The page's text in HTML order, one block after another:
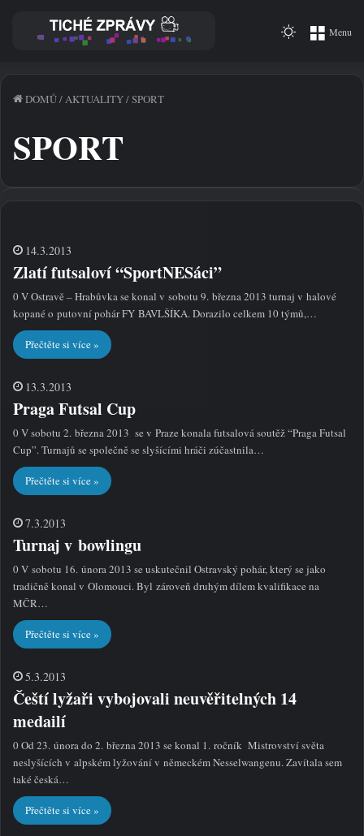
Menu
Switch
DOMŮ/ AKTUALITY/SPORT
SPORT
14.3.2013
Zlatí futsaloví “SportNESáci”
0 V Ostravě – Hrabůvka se konal v sobotu 9. března 2013 turnaj v halové
kopané o putovní pohár FY BAVLŠÍKA. Dorazilo celkem 10 týmů,…
Přečtěte si více »
13.3.2013
Praga Futsal Cup
0 V sobotu 2. března 2013 se v Praze konala futsalová soutěž “Praga Futsal
Cup”. Turnajů se společně se slyšícími hráči zúčastnila…
Přečtěte si více »
7.3.2013
Turnaj v bowlingu
0 V sobotu 16. února 2013 se uskutečnil Ostravský pohár, který se jako
tradičně konal v Olomouci. Byl zároveň druhým dílem kvalifikace na
MČR…
Přečtěte si více »
5.3.2013
Čeští lyžaři vybojovali neuvěřitelných 14
medailí
0 Od 23. února do 2. března 2013 se konal 1. ročník Mistrovství světa
neslyšících v alpském lyžování v německém Nesselwangenu. Zavítala sem
také česká…
Přečtěte si více »